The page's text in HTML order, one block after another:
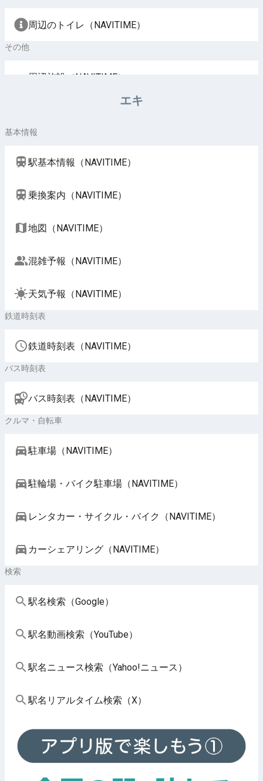
周辺のトイレ（NAVITIME）
その他
周辺施設（NAVITIME）
エキ
基本情報
駅基本情報（NAVITIME）
乗換案内（NAVITIME）
地図（NAVITIME）
混雑予報（NAVITIME）
天気予報（NAVITIME）
鉄道時刻表
鉄道時刻表（NAVITIME）
バス時刻表
バス時刻表（NAVITIME）
クルマ・自転車
駐車場（NAVITIME）
駐輪場・バイク駐車場（NAVITIME）
レンタカー・サイクル・バイク（NAVITIME）
カーシェアリング（NAVITIME）
検索
駅名検索（Google）
駅名動画検索（YouTube）
駅名ニュース検索（Yahoo!ニュース）
駅名リアルタイム検索（X）